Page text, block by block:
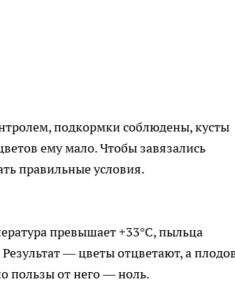
подкормки соблюдены, кусты
ему мало. Чтобы завязались
правильные условия.
превышает +33°C, пыльца
— цветы отцветают, а
пользы от него — ноль.